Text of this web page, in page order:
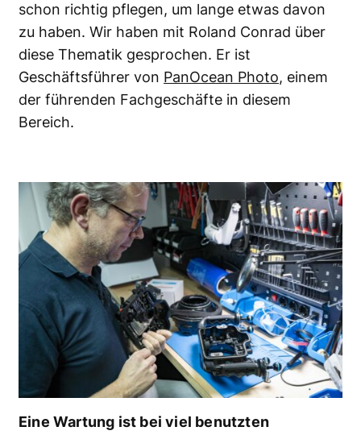
schon richtig pflegen, um lange etwas davon
zu haben. Wir haben mit Roland Conrad über
diese Thematik gesprochen. Er ist
Geschäftsführer von PanOcean Photo, einem
der führenden Fachgeschäfte in diesem
Bereich.
Eine Wartung ist bei viel benutzten